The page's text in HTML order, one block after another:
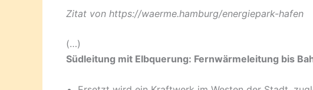
Zitat von https://waerme.hamburg/energiepark-hafen
(…)
Südleitung mit Elbquerung: Fernwärmeleitung bis